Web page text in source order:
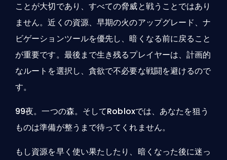
ことが大切であり、すべての脅威と戦うことではあり
ません。近くの資源、早期の火のアップグレード、ナ
ビゲーションツールを優先し、暗くなる前に戻ること
が重要です。最後まで生き残るプレイヤーは、計画的
なルートを選択し、貪欲で不必要な戦闘を避けるので
す。
99夜。一つの森。そしてRobloxでは、あなたを狙う
ものは準備が整うまで待ってくれません。
もし資源を早く使い果たしたり、暗くなった後に迷っ